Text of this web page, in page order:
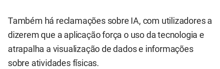
Também há reclamações sobre IA, com utilizadores a
dizerem que a aplicação força o uso da tecnologia e
atrapalha a visualização de dados e informações
sobre atividades físicas.